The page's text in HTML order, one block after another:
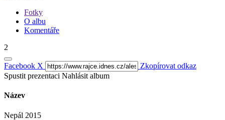
Fotky
O albu
Komentáře
2
Facebook X
Zkopírovat odkaz
Spustit prezentaci Nahlásit album
Název
Nepál 2015